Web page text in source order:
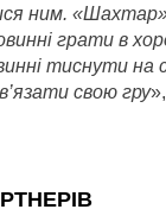
ним. «Шахтар»
грати в
тиснути на
свою гру